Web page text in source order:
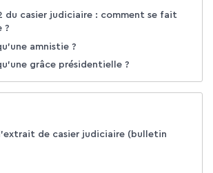
du casier judiciaire : comment se fait
?
amnistie ?
grâce présidentielle ?
de casier judiciaire (bulletin